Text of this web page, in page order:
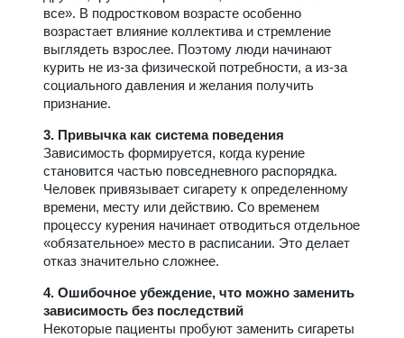
все». В подростковом возрасте особенно
возрастает влияние коллектива и стремление
выглядеть взрослее. Поэтому люди начинают
курить не из-за физической потребности, а из-за
социального давления и желания получить
признание.
3. Привычка как система поведения
Зависимость формируется, когда курение
становится частью повседневного распорядка.
Человек привязывает сигарету к определенному
времени, месту или действию. Со временем
процессу курения начинает отводиться отдельное
«обязательное» место в расписании. Это делает
отказ значительно сложнее.
4. Ошибочное убеждение, что можно заменить
зависимость без последствий
Некоторые пациенты пробуют заменить сигареты